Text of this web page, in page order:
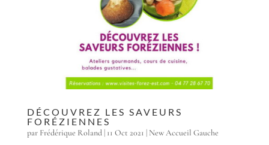
DÉCOUVREZ LES SAVEURS
FORÉZIENNES
par Frédérique Roland| 11 Oct 2021 | New Accueil Gauche